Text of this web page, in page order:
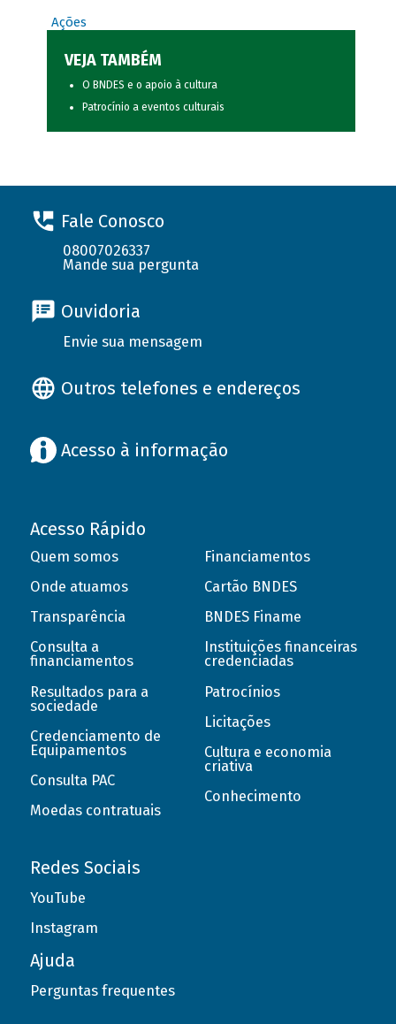
Ações
VEJA TAMBÉM
O BNDES e o apoio à cultura
Patrocínio a eventos culturais
Fale Conosco
08007026337
Mande sua pergunta
Ouvidoria
Envie sua mensagem
Outros telefones e endereços
Acesso à informação
Acesso Rápido
Quem somos
Onde atuamos
Transparência
Consulta a
financiamentos
Resultados para a
sociedade
Credenciamento de
Equipamentos
Consulta PAC
Moedas contratuais
Financiamentos
Cartão BNDES
BNDES Finame
Instituições financeiras
credenciadas
Patrocínios
Licitações
Cultura e economia
criativa
Conhecimento
Redes Sociais
YouTube
Instagram
Ajuda
Perguntas frequentes